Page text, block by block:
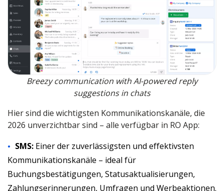
Breezy communication with AI-powered reply
suggestions in chats
Hier sind die wichtigsten Kommunikationskanäle, die
2026 unverzichtbar sind – alle verfügbar in RO App:
SMS: Einer der zuverlässigsten und effektivsten
Kommunikationskanäle – ideal für
Buchungsbestätigungen, Statusaktualisierungen,
Zahlungserinnerungen, Umfragen und Werbeaktionen.